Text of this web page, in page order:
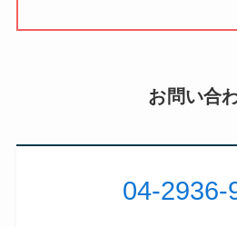
お問い合
04-2936-